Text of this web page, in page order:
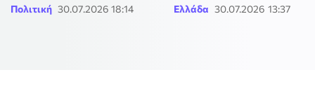
Πολιτική 30.07.2026 18:14 Ελλάδα 30.07.2026 13:37